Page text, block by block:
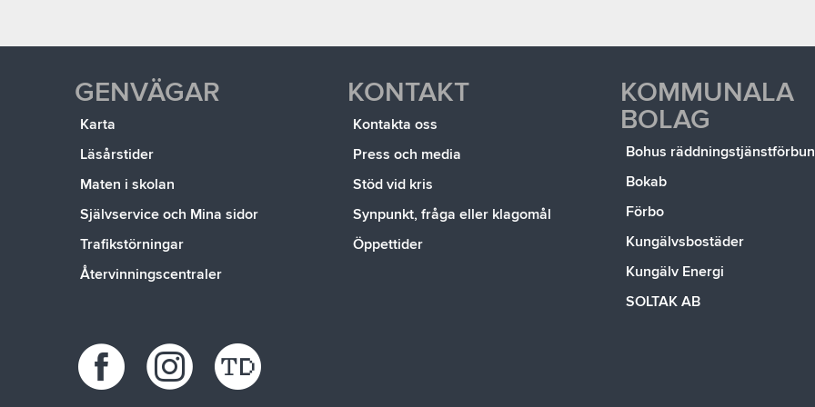
GENVÄGAR
Karta
Läsårstider
Maten i skolan
Självservice och Mina sidor
Trafikstörningar
Återvinningscentraler
KONTAKT
Kontakta oss
Press och media
Stöd vid kris
Synpunkt, fråga eller klagomål
Öppettider
KOMMUNALA
BOLAG
Bohus
Bokab
Förbo
Kungälvsbostäder
Kungälv Energi
SOLTAK AB